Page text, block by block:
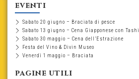
eventi
Sabato 20 giugno – Braciata di pesce
Sabato 13 giugno – Cena Giapponese con Tashi
Sabato 30 maggio – Cena dell’Estrazione
Festa del Vino & Divin Museo
Venerdì 1 maggio – Braciata
pagine utili